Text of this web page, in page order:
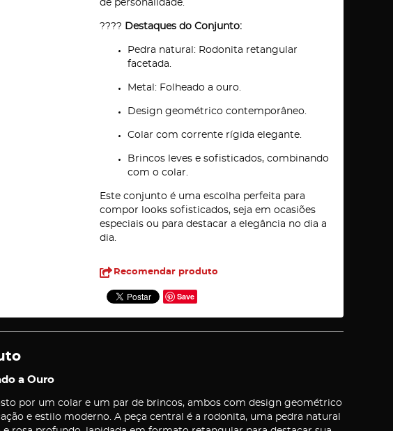
de personalidade.
???? Destaques do Conjunto:
Pedra natural: Rodonita retangular
facetada.
Metal: Folheado a ouro.
Design geométrico contemporâneo.
Colar com corrente rígida elegante.
Brincos leves e sofisticados, combinando
com o colar.
Este conjunto é uma escolha perfeita para
compor looks sofisticados, seja em ocasiões
especiais ou para destacar a elegância no dia a
dia.
Recomendar produto
Save
a Ouro
por um colar e um par de brincos, ambos com design geométrico
e estilo moderno. A peça central é a rodonita, uma pedra natural